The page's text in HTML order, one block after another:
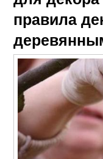
Толстый
Торцевые
правила